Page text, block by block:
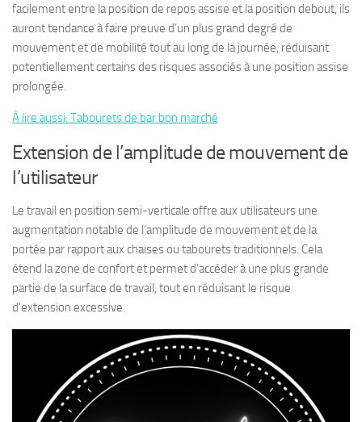
facilement entre la position de repos assise et la position debout, ils
auront tendance à faire preuve d’un plus grand degré de
mouvement et de mobilité tout au long de la journée, réduisant
potentiellement certains des risques associés à une position assise
prolongée.
À lire aussi: Tabourets de bar bon marché
Extension de l’amplitude de mouvement de
l’utilisateur
Le travail en position semi-verticale offre aux utilisateurs une
augmentation notable de l’amplitude de mouvement et de la
portée par rapport aux chaises ou tabourets traditionnels. Cela
étend la zone de confort et permet d’accéder à une plus grande
partie de la surface de travail, tout en réduisant le risque
d’extension excessive.